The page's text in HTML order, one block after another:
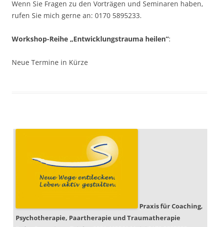
Wenn Sie Fragen zu den Vorträgen und Seminaren haben,
rufen Sie mich gerne an: 0170 5895233.
Workshop-Reihe „Entwicklungstrauma heilen“:
Neue Termine in Kürze
Praxis für Coaching,
Psychotherapie, Paartherapie und Traumatherapie